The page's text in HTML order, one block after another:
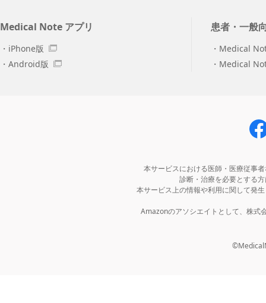
Medical Note アプリ
iPhone版
Android版
患者・一般
Medical
Medical
本サービスにおける医師・医療従事
診断・治療を必要とする
本サービス上の情報や利用に関して発
Amazonのアソシエイトとして、株式